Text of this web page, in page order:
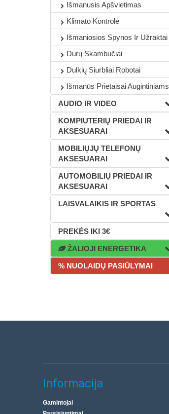
Išmanusis Apšvietimas
Klimato Kontrolė
Išmaniosios Spynos Ir Užraktai
Durų Skambučiai
Dulkių Siurbliai Robotai
Išmanūs Prietaisai Augintiniams
AUDIO IR VIDEO
KOMPIUTERIŲ PRIEDAI IR
AKSESUARAI
MOBILIŲJŲ TELEFONŲ
AKSESUARAI
AUTOMOBILIŲ PRIEDAI IR
AKSESUARAI
LAISVALAIKIS IR SPORTAS
PREKĖS IKI 3€
ŽALIOJI ENERGETIKA
% NUOLAIDŲ PASIŪLYMAI
Informacija
Gamintojai